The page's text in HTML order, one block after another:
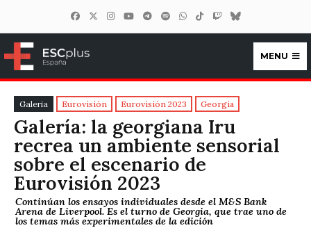
ESCplus España
MENU
Galeria Eurovisión Eurovisión 2023 Georgia
Galería: la georgiana Iru
recrea un ambiente sensorial
sobre el escenario de
Eurovisión 2023
Continúan los ensayos individuales desde el M&S Bank
Arena de Liverpool. Es el turno de Georgia, que trae uno de
los temas más experimentales de la edición